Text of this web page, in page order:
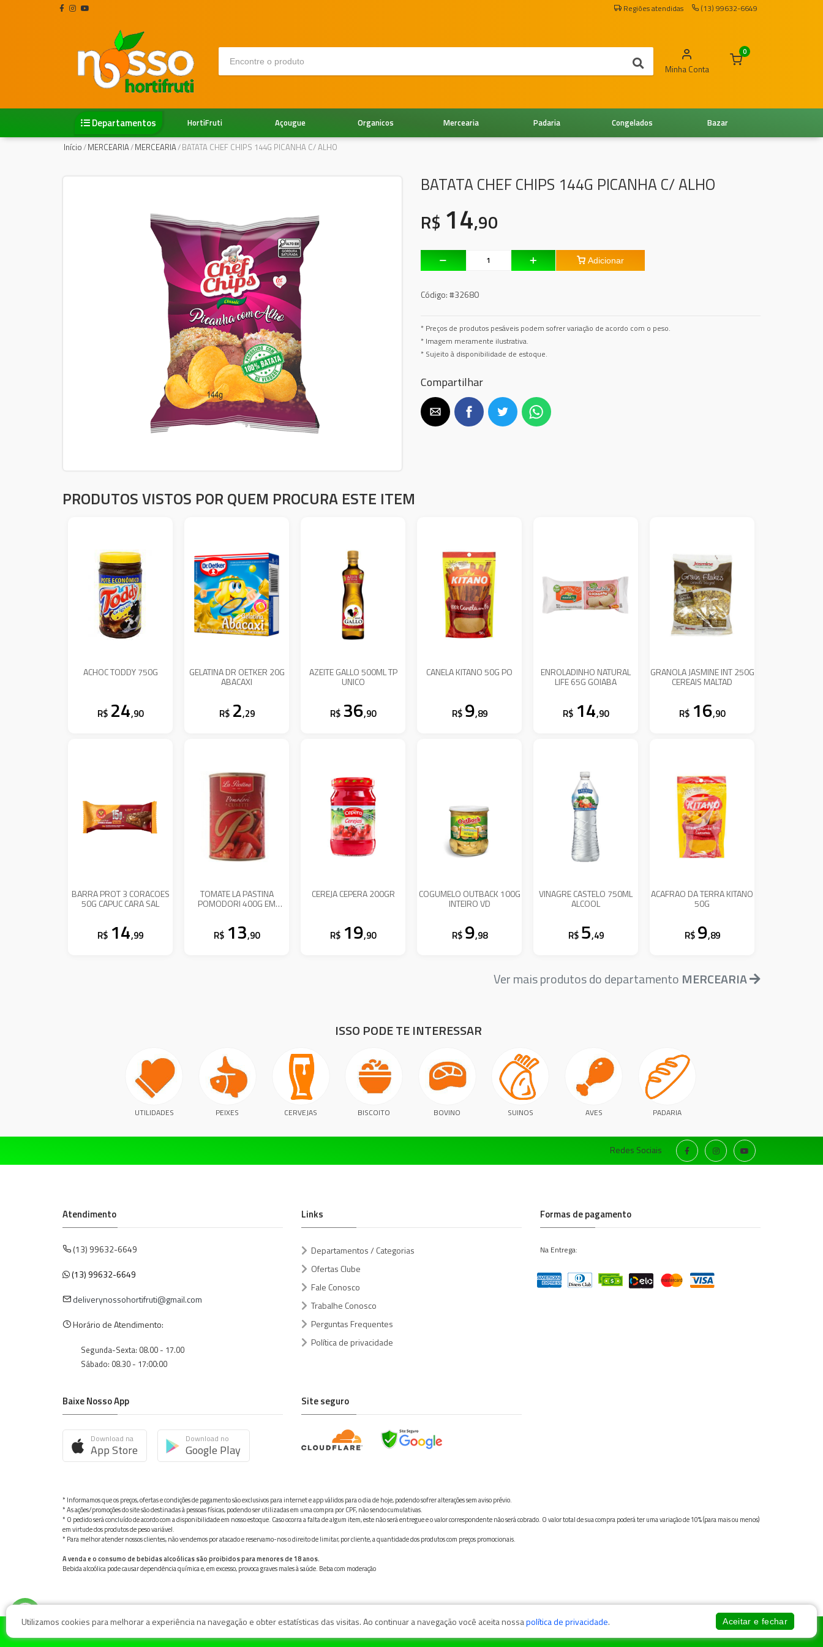
Regiões atendidas (13) 99632-6649
Minha Conta
0
Departamentos Bazar
Congelados
Padaria
Mercearia
Organicos
Açougue
HortiFruti
Início/MERCEARIA/MERCEARIA/BATATA CHEF CHIPS 144G PICANHA C/ ALHO
BATATA CHEF CHIPS 144G PICANHA C/ ALHO
R$ 14,90
Adicionar
Código:#32680
* Preços de produtos pesáveis podem sofrer variação de acordo com o peso.
* Imagem meramente ilustrativa.
* Sujeito à disponibilidade de estoque.
Compartilhar
PRODUTOS VISTOS POR QUEM PROCURA ESTE ITEM
ACHOC TODDY 750G
R$ 24,90
GELATINA DR OETKER 20G
ABACAXI
R$ 2,29
AZEITE GALLO 500ML TP
UNICO
R$ 36,90
CANELA KITANO 50G PO
R$ 9,89
ENROLADINHO NATURAL
LIFE 65G GOIABA
R$ 14,90
GRANOLA JASMINE INT 250G
CEREAIS MALTAD
R$ 16,90
BARRA PROT 3 CORACOES
50G CAPUC CARA SAL
R$ 14,99
TOMATE LA PASTINA
POMODORI 400G EM
R$ 13,90
CEREJA CEPERA 200GR
R$ 19,90
COGUMELO OUTBACK 100G
INTEIRO VD
R$ 9,98
VINAGRE CASTELO 750ML
ALCOOL
R$ 5,49
ACAFRAO DA TERRA KITANO
50G
R$ 9,89
Ver mais produtos do departamento MERCEARIA
ISSO PODE TE INTERESSAR
UTILIDADES PEIXES CERVEJAS BISCOITO BOVINO SUINOS AVES PADARIA
Redes Sociais
Atendimento
(13) 99632-6649
(13) 99632-6649
deliverynossohortifruti@gmail.com
Horário de Atendimento:
Segunda-Sexta: 08.00 - 17.00
Sábado: 08.30 - 17:00:00
Links
Departamentos / Categorias
Ofertas Clube
Fale Conosco
Trabalhe Conosco
Perguntas Frequentes
Política de privacidade
Formas de pagamento
Na Entrega:
Baixe Nosso App
Download na
App Store
Download no
Google Play
Site seguro
* Informamos que os preços, ofertas e condições de pagamento são exclusivos para internet e app válidos para o dia de hoje, podendo sofrer alterações sem aviso prévio.
* As ações/promoções do site são destinadas à pessoas físicas, podendo ser utilizadas em uma compra por CPF, não sendo cumulativas.
* O pedido será concluído de acordo com a disponibilidade em nosso estoque. Caso ocorra a falta de algum item, este não será entregue e o valor correspondente não será cobrado. O valor total de sua compra poderá ter uma variação de 10% (para mais ou menos)
em virtude dos produtos de peso variável.
* Para melhor atender nossos clientes, não vendemos por atacado e reservamo-nos o direito de limitar, por cliente, a quantidade dos produtos com preços promocionais.
A venda e o consumo de bebidas alcoólicas são proibidos para menores de 18 anos.
Bebida alcoólica pode causar dependência química e, em excesso, provoca graves males à saúde. Beba com moderação
Utilizamos cookies para melhorar a experiência na navegação e obter estatísticas das visitas. Ao continuar a navegação você aceita nossapolítica de privacidade. Aceitar e fechar